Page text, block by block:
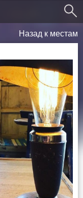
Назад к местам